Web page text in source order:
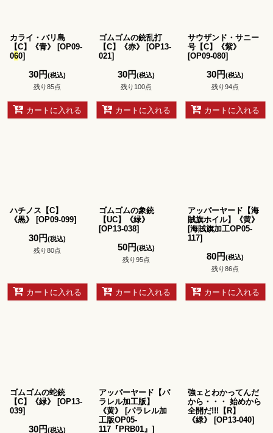
カライ・バリ島
【C】《青》
[OP09-
060]
30円(税込)
残り85点
カートに入れる
ゴムゴムの銃乱打
【C】《赤》
[OP13-
021]
30円(税込)
残り100点
カートに入れる
サウザンド・サニー
号【C】《紫》
[OP09-080]
30円(税込)
残り94点
カートに入れる
ハチノス【C】
《黒》
[OP09-099]
30円(税込)
残り80点
カートに入れる
ゴムゴムの象銃
【UC】《緑》
[OP13-038]
50円(税込)
残り95点
カートに入れる
アッパーヤード【海
賊旗ホイル】《黄》
[海賊旗加工OP05-
117]
80円(税込)
残り86点
カートに入れる
ゴムゴムの蛇銃
【C】《緑》
[OP13-
039]
30円(税込)
アッパーヤード【パ
ラレル加工版】
《黄》
[パラレル加
工版OP05-
117『PRB01』 ]
強ェとわかってんだ
から・・・ 始めから
全開だ!!!【R】
《緑》
[OP13-040]